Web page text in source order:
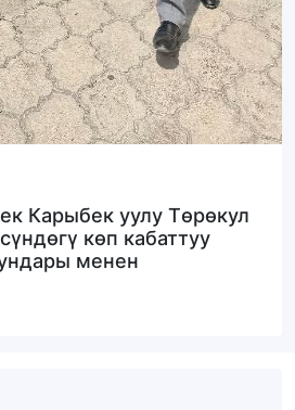
Карыбек уулу Төрөкул
көп кабаттуу
менен